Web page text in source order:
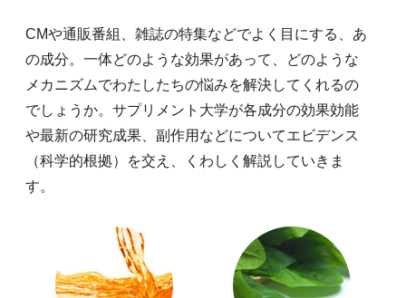
CMや通販番組、雑誌の特集などでよく目にする、あ
の成分。一体どのような効果があって、どのような
メカニズムでわたしたちの悩みを解決してくれるの
でしょうか。サプリメント大学が各成分の効果効能
や最新の研究成果、副作用などについてエビデンス
（科学的根拠）を交え、くわしく解説していきま
す。